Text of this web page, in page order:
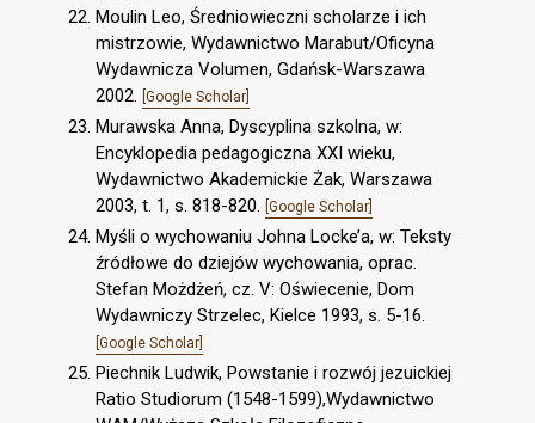
Moulin Leo, Średniowieczni scholarze i ich
mistrzowie, Wydawnictwo Marabut/Oficyna
Wydawnicza Volumen, Gdańsk-Warszawa
2002. [Google Scholar]
Murawska Anna, Dyscyplina szkolna, w:
Encyklopedia pedagogiczna XXI wieku,
Wydawnictwo Akademickie Żak, Warszawa
2003, t. 1, s. 818-820. [Google Scholar]
Myśli o wychowaniu Johna Locke’a, w: Teksty
źródłowe do dziejów wychowania, oprac.
Stefan Możdżeń, cz. V: Oświecenie, Dom
Wydawniczy Strzelec, Kielce 1993, s. 5-16.
[Google Scholar]
Piechnik Ludwik, Powstanie i rozwój jezuickiej
Ratio Studiorum (1548-1599),Wydawnictwo